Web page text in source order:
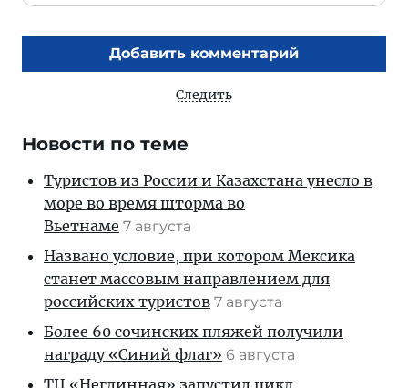
Добавить комментарий
Следить
Новости по теме
Туристов из России и Казахстана унесло в
море во время шторма во
Вьетнаме 7 августа
Названо условие, при котором Мексика
станет массовым направлением для
российских туристов 7 августа
Более 60 сочинских пляжей получили
награду «Синий флаг» 6 августа
ТЦ «Неглинная» запустил цикл